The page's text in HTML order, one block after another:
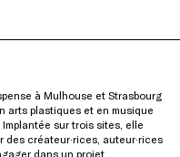
à Mulhouse et Strasbourg
arts plastiques et en musique
sur trois sites, elle
des créateur·rices, auteur·rices
dans un projet